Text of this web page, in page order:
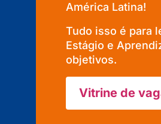
América Latina!
Tudo isso é para
Estágio e
objetivos.
Vitrine de